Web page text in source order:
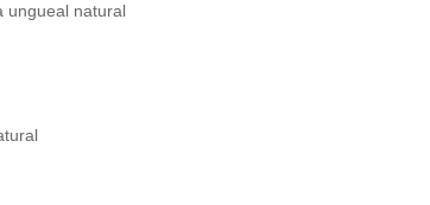
ungueal natural